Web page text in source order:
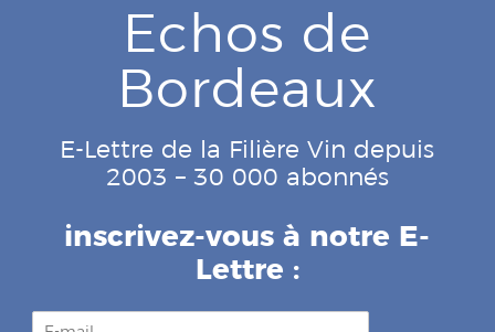
Echos de
Bordeaux
E-Lettre de la Filière Vin depuis
2003 – 30 000 abonnés
inscrivez-vous à notre E-
Lettre :